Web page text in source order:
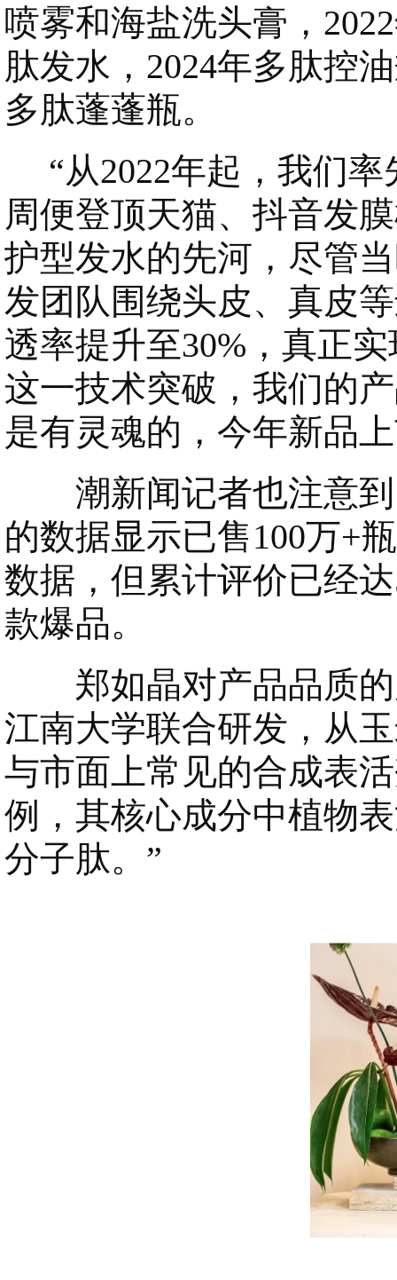
喷雾和海盐洗头膏，
肽发水，2024年多肽控
多肽蓬蓬瓶。
“从2022年起，我们率
周便登顶天猫、抖音发
护型发水的先河，尽管
发团队围绕头皮、真皮
透率提升至30%，真正
这一技术突破，我们的
是有灵魂的，今年新品
潮新闻记者也注意到
的数据显示已售100万+
数据，但累计评价已经
款爆品。
郑如晶对产品品质的
江南大学联合研发，从
与市面上常见的合成表
例，其核心成分中植物
分子肽。”